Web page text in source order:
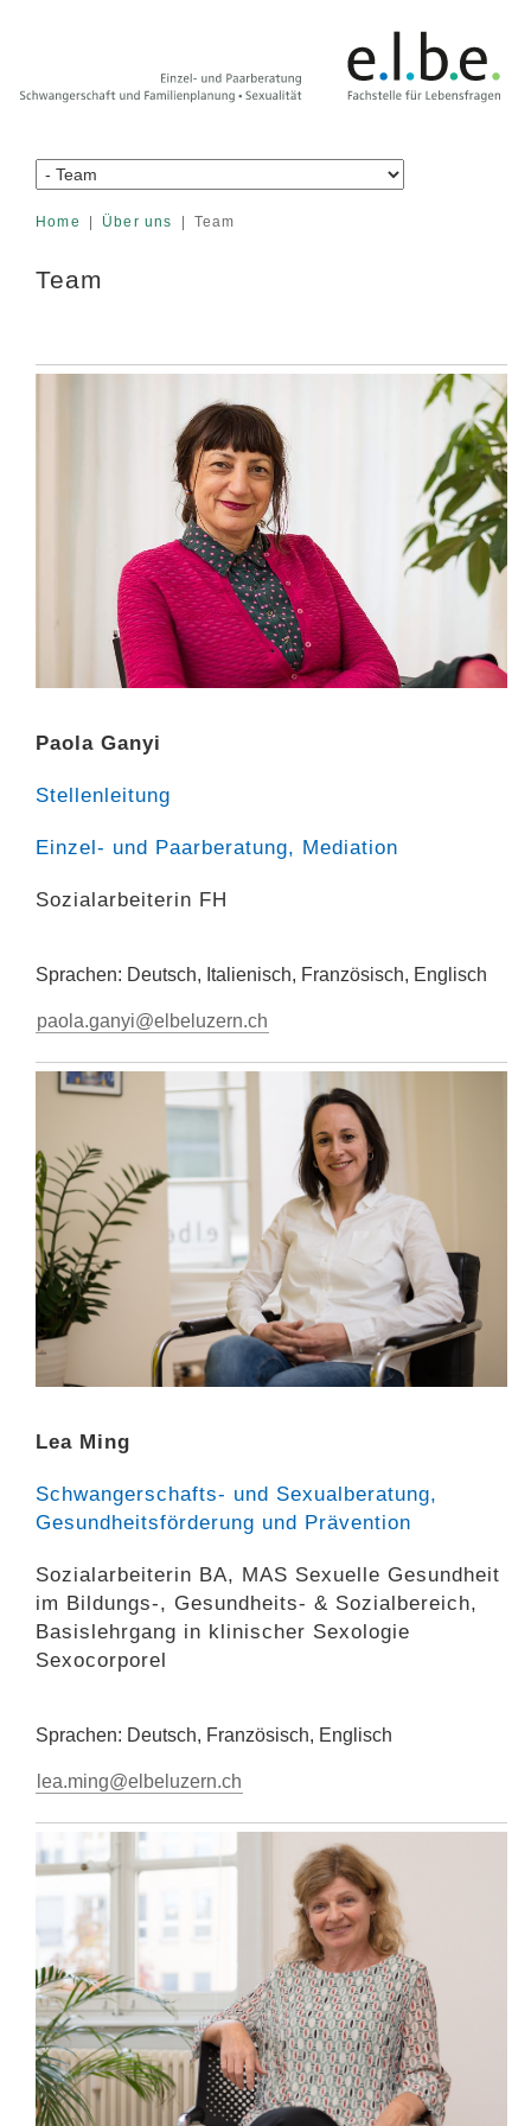
Home Über uns Team
Team
Paola Ganyi
Stellenleitung
Einzel- und Paarberatung, Mediation
Sozialarbeiterin FH
Sprachen: Deutsch, Italienisch, Französisch, Englisch
paola.ganyi@elbeluzern.ch
Lea Ming
Schwangerschafts- und Sexualberatung,
Gesundheitsförderung und Prävention
Sozialarbeiterin BA, MAS Sexuelle Gesundheit
im Bildungs-, Gesundheits- & Sozialbereich,
Basislehrgang in klinischer Sexologie
Sexocorporel
Sprachen: Deutsch, Französisch, Englisch
lea.ming@elbeluzern.ch